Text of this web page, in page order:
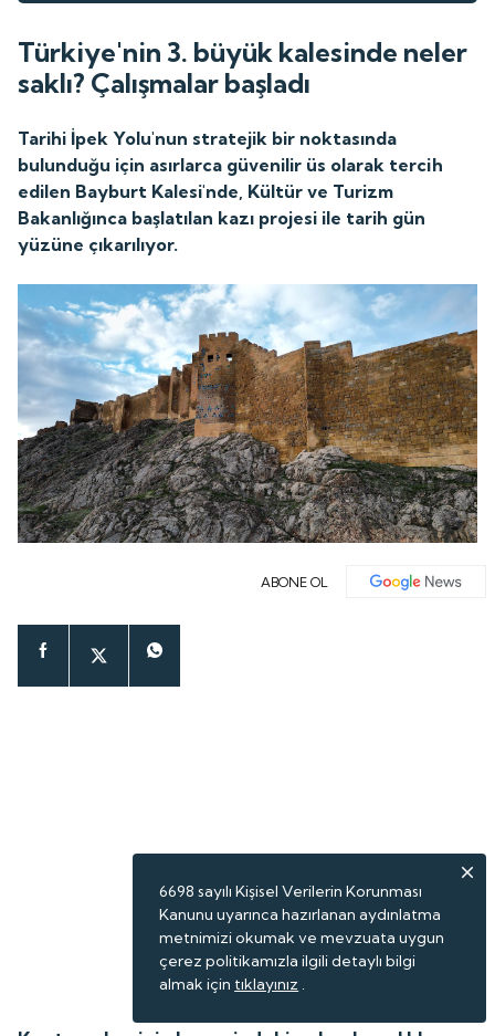
Türkiye'nin 3. büyük kalesinde neler
saklı? Çalışmalar başladı
Tarihi İpek Yolu'nun stratejik bir noktasında
bulunduğu için asırlarca güvenilir üs olarak tercih
edilen Bayburt Kalesi'nde, Kültür ve Turizm
Bakanlığınca başlatılan kazı projesi ile tarih gün
yüzüne çıkarılıyor.
ABONE OL
6698 sayılı Kişisel Verilerin Korunması
Kanunu uyarınca hazırlanan aydınlatma
metnimizi okumak ve mevzuata uygun
çerez politikamızla ilgili detaylı bilgi
almak için tıklayınız .